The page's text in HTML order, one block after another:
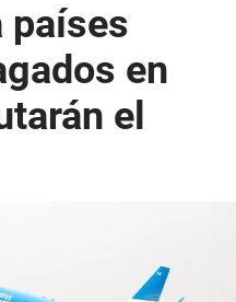
países
en
el